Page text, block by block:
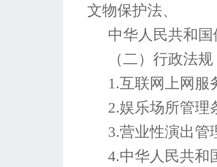
文物保护法、
中华人民共和
（二）行政法规
1.互联网上网服
2.娱乐场所管理
3.营业性演出管
4.中华人民共和